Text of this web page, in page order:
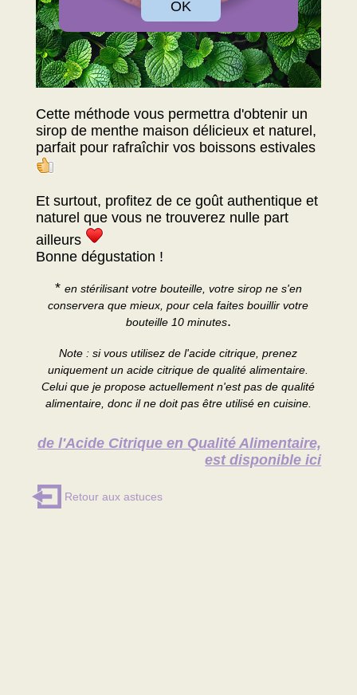
Retour aux astuces
Cette méthode vous permettra d'obtenir un
sirop de menthe maison délicieux et naturel,
parfait pour rafraîchir vos boissons estivales
Et surtout, profitez de ce goût authentique et
naturel que vous ne trouverez nulle part
ailleurs
Bonne dégustation !
* en stérilisant votre bouteille, votre sirop ne s'en
conservera que mieux, pour cela faites bouillir votre
bouteille 10 minutes.
Note : si vous utilisez de l'acide citrique, prenez
uniquement un acide citrique de qualité alimentaire.
Celui que je propose actuellement n'est pas de qualité
alimentaire, donc il ne doit pas être utilisé en cuisine.
de l'Acide Citrique en Qualité Alimentaire,
est disponible ici
OK